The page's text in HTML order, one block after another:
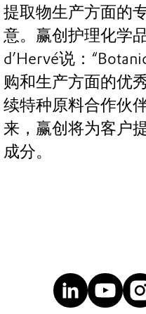
提取物生产方面的
意。赢创护理化学
d’Hervé说：
购和生产方面的优
续特种原料合作伙
来，赢创将为客户
成分。